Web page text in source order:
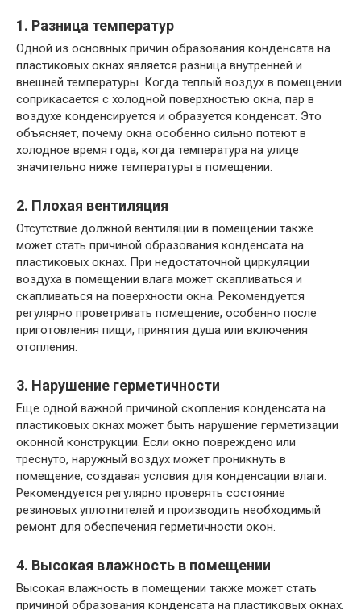
1. Разница температур
Одной из основных причин образования конденсата на
пластиковых окнах является разница внутренней и
внешней температуры. Когда теплый воздух в помещении
соприкасается с холодной поверхностью окна, пар в
воздухе конденсируется и образуется конденсат. Это
объясняет, почему окна особенно сильно потеют в
холодное время года, когда температура на улице
значительно ниже температуры в помещении.
2. Плохая вентиляция
Отсутствие должной вентиляции в помещении также
может стать причиной образования конденсата на
пластиковых окнах. При недостаточной циркуляции
воздуха в помещении влага может скапливаться и
скапливаться на поверхности окна. Рекомендуется
регулярно проветривать помещение, особенно после
приготовления пищи, принятия душа или включения
отопления.
3. Нарушение герметичности
Еще одной важной причиной скопления конденсата на
пластиковых окнах может быть нарушение герметизации
оконной конструкции. Если окно повреждено или
треснуто, наружный воздух может проникнуть в
помещение, создавая условия для конденсации влаги.
Рекомендуется регулярно проверять состояние
резиновых уплотнителей и производить необходимый
ремонт для обеспечения герметичности окон.
4. Высокая влажность в помещении
Высокая влажность в помещении также может стать
причиной образования конденсата на пластиковых окнах.